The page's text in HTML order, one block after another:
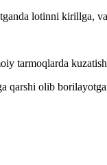
lotinni kirillga,
tarmoqlarda
qarshi olib